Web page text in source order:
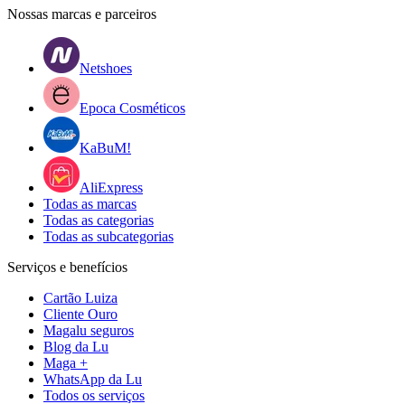
Nossas marcas e parceiros
Netshoes
Epoca Cosméticos
KaBuM!
AliExpress
Todas as marcas
Todas as categorias
Todas as subcategorias
Serviços e benefícios
Cartão Luiza
Cliente Ouro
Magalu seguros
Blog da Lu
Maga +
WhatsApp da Lu
Todos os serviços